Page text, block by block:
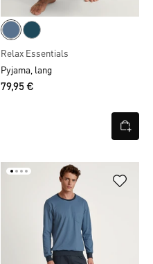
Relax Essentials
Pyjama, lang
79,95 €